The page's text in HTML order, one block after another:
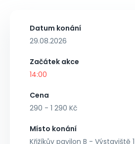
Datum konání
29.08.2026
Začátek akce
14:00
Cena
290 - 1 290 Kč
Místo konání
Křižíkův pavilon B - Výstaviště